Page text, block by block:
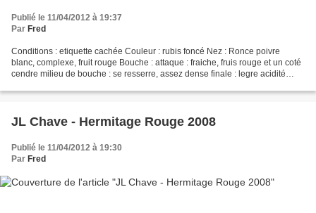
Publié le 11/04/2012 à 19:37
Par Fred
Conditions : etiquette cachée Couleur : rubis foncé Nez : Ronce poivre
blanc, complexe, fruit rouge Bouche : attaque : fraiche, fruis rouge et un coté
cendre milieu de bouche : se resserre, assez dense finale : legre acidité
JL Chave - Hermitage Rouge 2008
Publié le 11/04/2012 à 19:30
Par Fred